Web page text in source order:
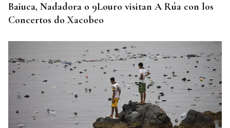
Baiuca, Nadadora o 9Louro visitan A Rúa con los
Concertos do Xacobeo